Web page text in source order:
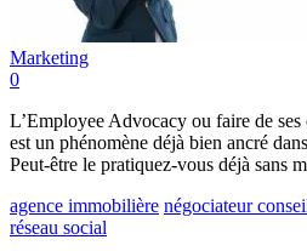
Marketing
0
L’Employee Advocacy ou faire de ses
est un phénomène déjà bien ancré
Peut-être le pratiquez-vous déjà sans
agence immobilière négociateur
réseau social